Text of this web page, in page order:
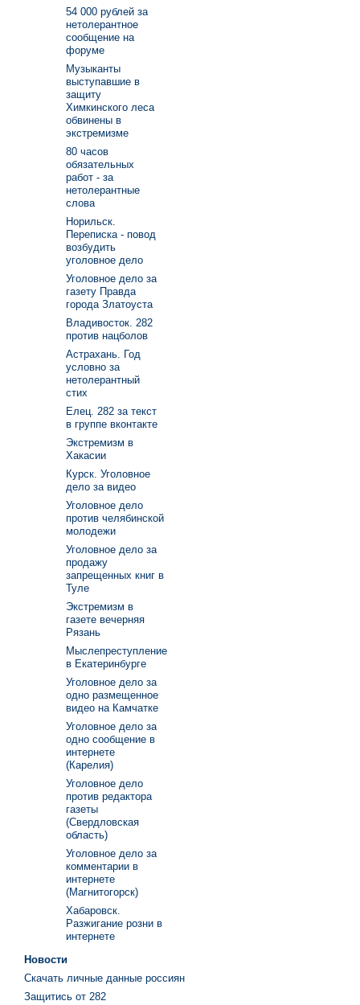
54 000 рублей за
нетолерантное
сообщение на
форуме
Музыканты
выступавшие в
защиту
Химкинского леса
обвинены в
экстремизме
80 часов
обязательных
работ - за
нетолерантные
слова
Норильск.
Переписка - повод
возбудить
уголовное дело
Уголовное дело за
газету Правда
города Златоуста
Владивосток. 282
против нацболов
Астрахань. Год
условно за
нетолерантный
стих
Елец. 282 за текст
в группе вконтакте
Экстремизм в
Хакасии
Курск. Уголовное
дело за видео
Уголовное дело
против челябинской
молодежи
Уголовное дело за
продажу
запрещенных книг в
Туле
Экстремизм в
газете вечерняя
Рязань
Мыслепреступление
в Екатеринбурге
Уголовное дело за
одно размещенное
видео на Камчатке
Уголовное дело за
одно сообщение в
интернете
(Карелия)
Уголовное дело
против редактора
газеты
(Свердловская
область)
Уголовное дело за
комментарии в
интернете
(Магнитогорск)
Хабаровск.
Разжигание розни в
интернете
Новости
Скачать личные данные россиян
Защитись от 282